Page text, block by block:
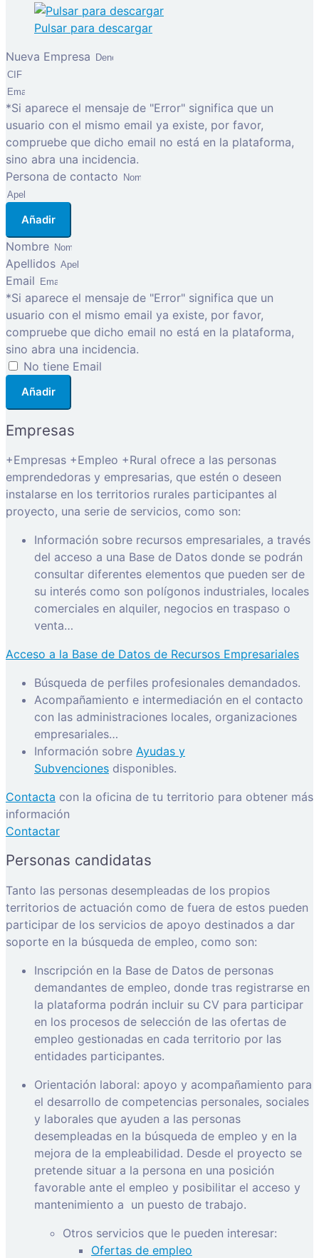
Pulsar para descargar
Nueva Empresa
*Si aparece el mensaje de "Error" significa que un
usuario con el mismo email ya existe, por favor,
compruebe que dicho email no está en la plataforma,
sino abra una incidencia.
Persona de contacto
Añadir
Nombre
Apellidos
Email
*Si aparece el mensaje de "Error" significa que un
usuario con el mismo email ya existe, por favor,
compruebe que dicho email no está en la plataforma,
sino abra una incidencia.
No tiene Email
Añadir
Empresas
+Empresas +Empleo +Rural ofrece a las personas
emprendedoras y empresarias, que estén o deseen
instalarse en los territorios rurales participantes al
proyecto, una serie de servicios, como son:
Información sobre recursos empresariales, a través
del acceso a una Base de Datos donde se podrán
consultar diferentes elementos que pueden ser de
su interés como son polígonos industriales, locales
comerciales en alquiler, negocios en traspaso o
venta…
Acceso a la Base de Datos de Recursos Empresariales
Búsqueda de perfiles profesionales demandados.
Acompañamiento e intermediación en el contacto
con las administraciones locales, organizaciones
empresariales…
Información sobre Ayudas y
Subvenciones disponibles.
Contacta con la oficina de tu territorio para obtener más
información
Contactar
Personas candidatas
Tanto las personas desempleadas de los propios
territorios de actuación como de fuera de estos pueden
participar de los servicios de apoyo destinados a dar
soporte en la búsqueda de empleo, como son:
Inscripción en la Base de Datos de personas
demandantes de empleo, donde tras registrarse en
la plataforma podrán incluir su CV para participar
en los procesos de selección de las ofertas de
empleo gestionadas en cada territorio por las
entidades participantes.
Orientación laboral: apoyo y acompañamiento para
el desarrollo de competencias personales, sociales
y laborales que ayuden a las personas
desempleadas en la búsqueda de empleo y en la
mejora de la empleabilidad. Desde el proyecto se
pretende situar a la persona en una posición
favorable ante el empleo y posibilitar el acceso y
mantenimiento a un puesto de trabajo.
Otros servicios que le pueden interesar:
Ofertas de empleo